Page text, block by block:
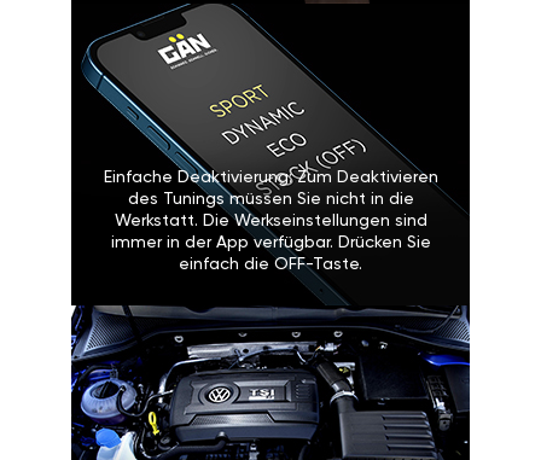
Einfache Deaktivierung: Zum Deaktivieren
des Tunings müssen Sie nicht in die
Werkstatt. Die Werkseinstellungen sind
immer in der App verfügbar. Drücken Sie
einfach die OFF-Taste.